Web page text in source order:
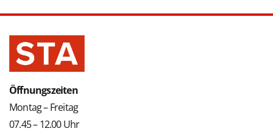
Öffnungszeiten
Montag – Freitag
07.45 – 12.00 Uhr